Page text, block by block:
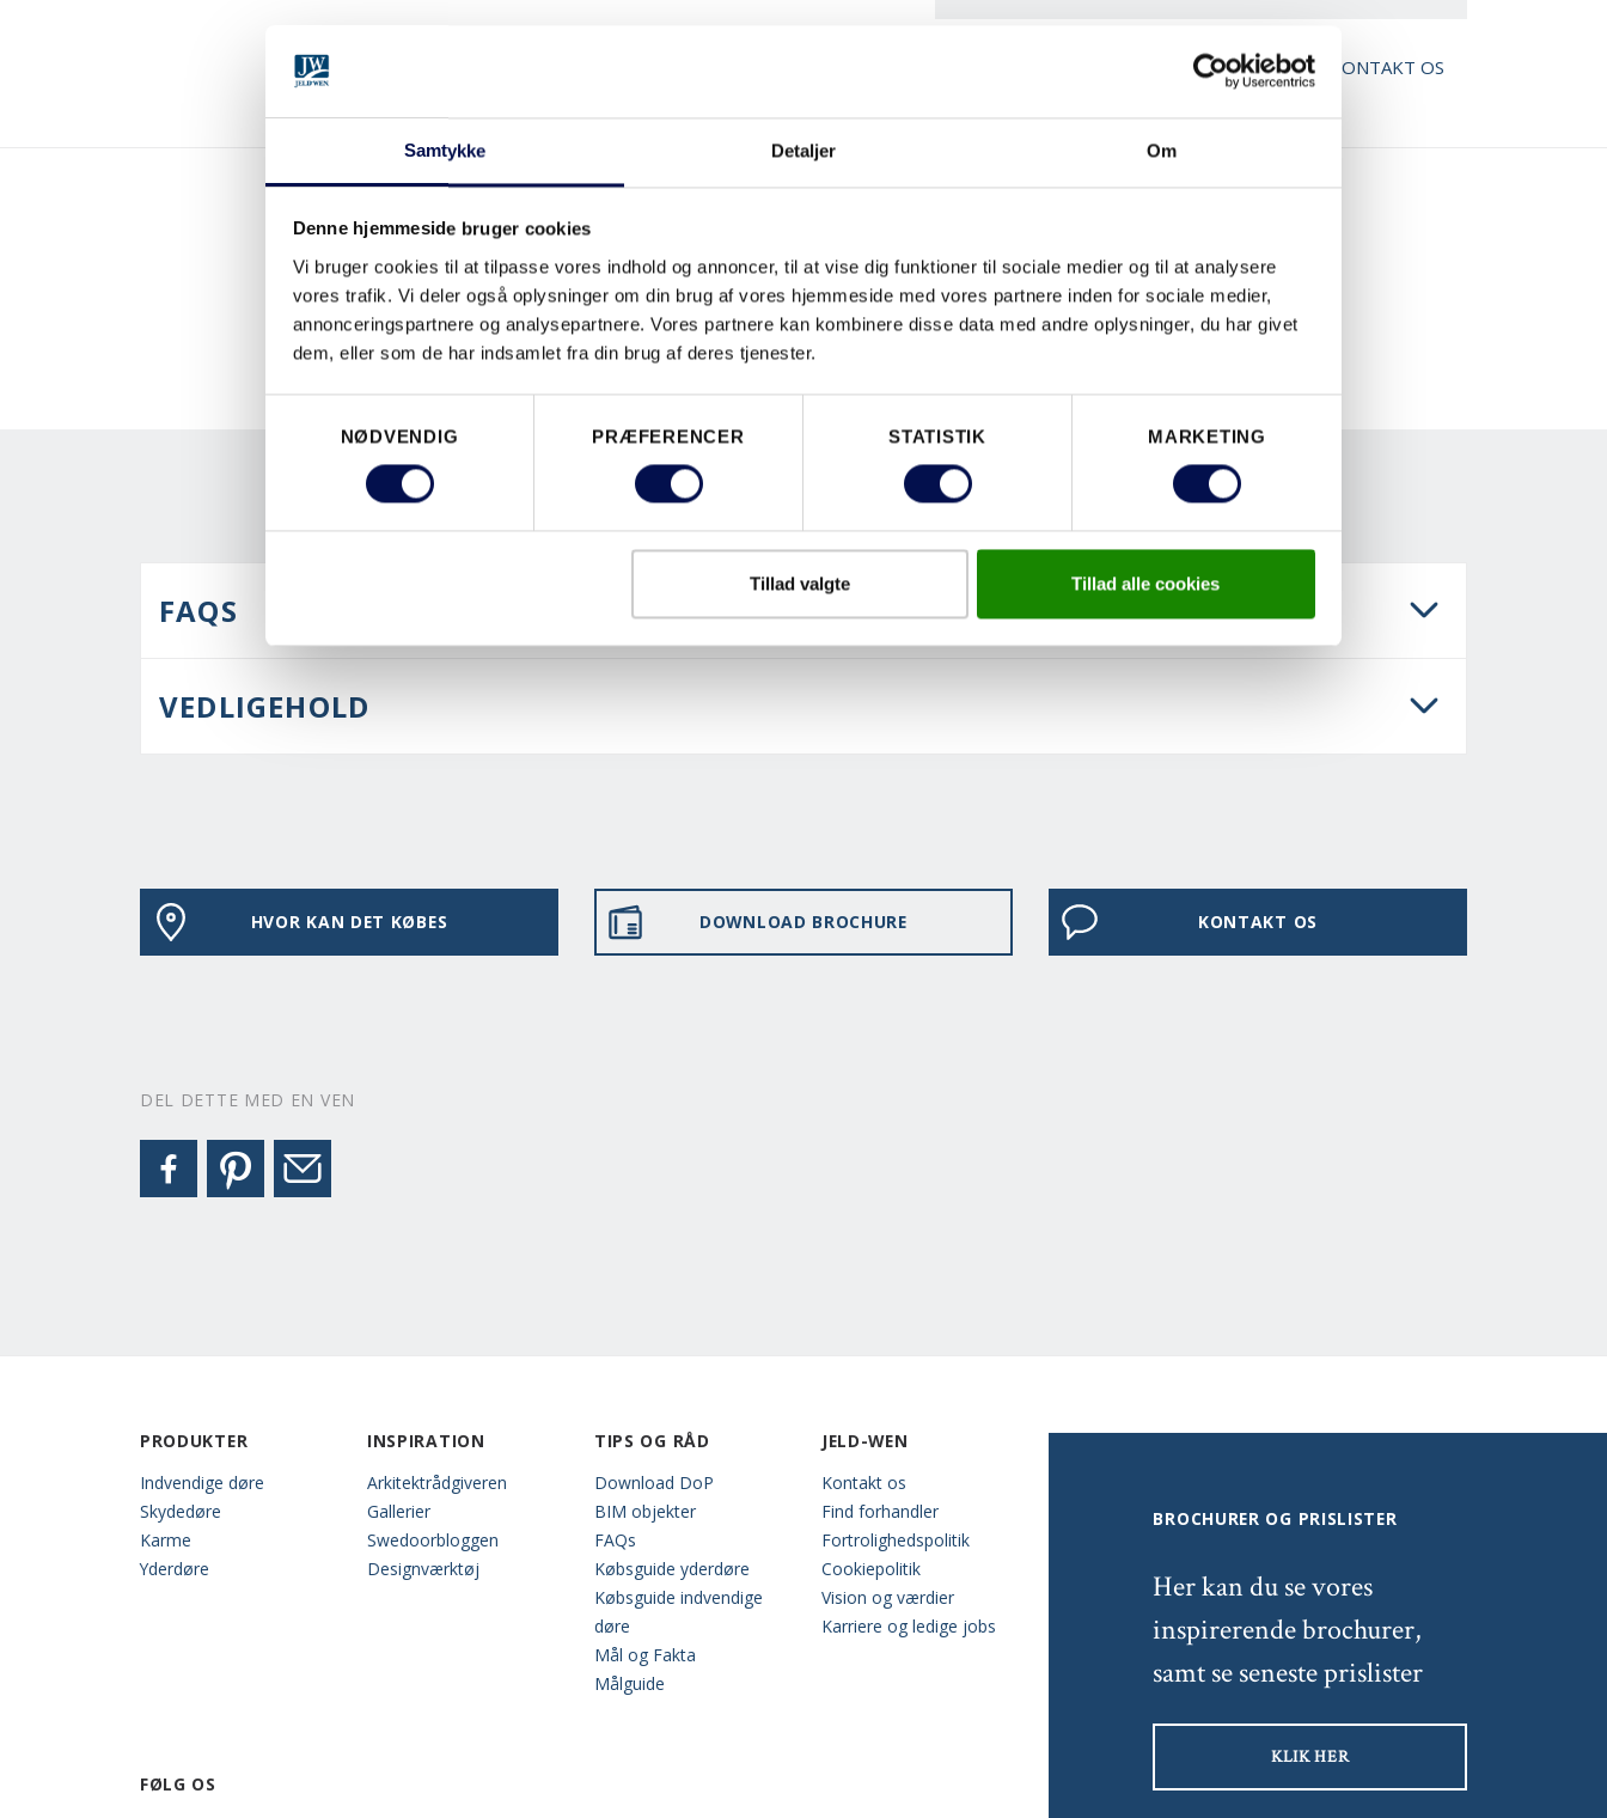
Samtykke Detaljer Om
Denne hjemmeside bruger cookies
Vi bruger cookies til at tilpasse vores indhold og annoncer, til at vise dig funktioner til sociale medier og til at analysere
vores trafik. Vi deler også oplysninger om din brug af vores hjemmeside med vores partnere inden for sociale medier,
annonceringspartnere og analysepartnere. Vores partnere kan kombinere disse data med andre oplysninger, du har givet
dem, eller som de har indsamlet fra din brug af deres tjenester.
NØDVENDIG
PRÆFERENCER STATISTIK MARKETING
Tillad valgte Tillad alle cookies
DOWNLOAD BROCHURE KONTAKT OS
FAQS
VEDLIGEHOLD
HVOR KAN DET KØBES DOWNLOAD BROCHURE KONTAKT OS
DEL DETTE MED EN VEN
PRODUKTER
Indvendige døre
Skydedøre
Karme
Yderdøre
INSPIRATION
Arkitektrådgiveren
Gallerier
Swedoorbloggen
Designværktøj
TIPS OG RÅD
Download DoP
BIM objekter
FAQs
Købsguide yderdøre
Købsguide indvendige
døre
Mål og Fakta
Målguide
JELD-WEN
Kontakt os
Find forhandler
Fortrolighedspolitik
Cookiepolitik
Vision og værdier
Karriere og ledige jobs
FØLG OS
BROCHURER OG PRISLISTER
Her kan du se vores
inspirerende brochurer,
samt se seneste prislister
KLIK HER